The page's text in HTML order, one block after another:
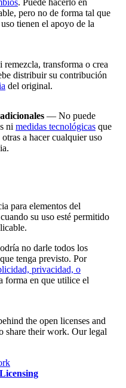
. Puede hacerlo en
pero no de forma tal que
tienen el apoyo de la
transforma o crea
distribuir su contribución
del original.
— No puede
ni medidas tecnológicas que
a hacer cualquier uso
para elementos del
su uso esté permitido
no darle todos los
tenga previsto. Por
privacidad, o
forma en que utilice el
the open licenses and
share their work. Our legal